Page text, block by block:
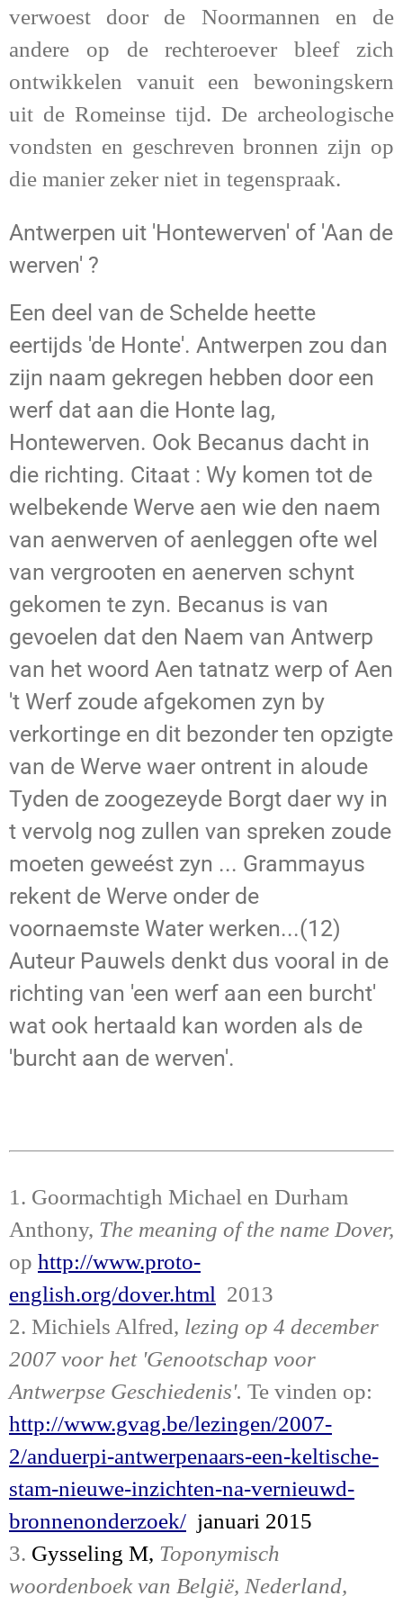
verwoest door de Noormannen en de
andere op de rechteroever bleef zich
ontwikkelen vanuit een bewoningskern
uit de Romeinse tijd. De archeologische
vondsten en geschreven bronnen zijn op
die manier zeker niet in tegenspraak.
Antwerpen uit 'Hontewerven' of 'Aan de
werven' ?
Een deel van de Schelde heette
eertijds 'de Honte'. Antwerpen zou dan
zijn naam gekregen hebben door een
werf dat aan die Honte lag,
Hontewerven. Ook Becanus dacht in
die richting. Citaat : Wy komen tot de
welbekende Werve aen wie den naem
van aenwerven of aenleggen ofte wel
van vergrooten en aenerven schynt
gekomen te zyn. Becanus is van
gevoelen dat den Naem van Antwerp
van het woord Aen tatnatz werp of Aen
't Werf zoude afgekomen zyn by
verkortinge en dit bezonder ten opzigte
van de Werve waer ontrent in aloude
Tyden de zoogezeyde Borgt daer wy in
t vervolg nog zullen van spreken zoude
moeten geweést zyn ... Grammayus
rekent de Werve onder de
voornaemste Water werken...(12)
Auteur Pauwels denkt dus vooral in de
richting van 'een werf aan een burcht'
wat ook hertaald kan worden als de
'burcht aan de werven'.
1. Goormachtigh Michael en Durham
Anthony, The meaning of the name Dover,
op http://www.proto-
english.org/dover.html 2013
2. Michiels Alfred, lezing op 4 december
2007 voor het 'Genootschap voor
Antwerpse Geschiedenis'. Te vinden op:
http://www.gvag.be/lezingen/2007-
2/anduerpi-antwerpenaars-een-keltische-
stam-nieuwe-inzichten-na-vernieuwd-
bronnenonderzoek/ januari 2015
3. Gysseling M, Toponymisch
woordenboek van België, Nederland,